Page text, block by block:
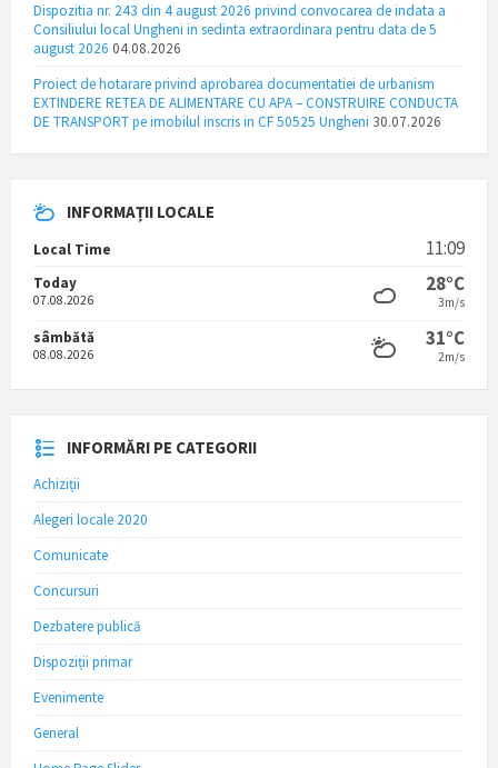
Dispozitia nr. 243 din 4 august 2026 privind convocarea de indata a
Consiliului local Ungheni in sedinta extraordinara pentru data de 5
august 2026 04.08.2026
Proiect de hotarare privind aprobarea documentatiei de urbanism
EXTINDERE RETEA DE ALIMENTARE CU APA – CONSTRUIRE CONDUCTA
DE TRANSPORT pe imobilul inscris in CF 50525 Ungheni 30.07.2026
INFORMAȚII LOCALE
Local Time 11:09
Today
07.08.2026
28°C
3m/s
sâmbătă
08.08.2026
31°C
2m/s
INFORMĂRI PE CATEGORII
Achiziții
Alegeri locale 2020
Comunicate
Concursuri
Dezbatere publică
Dispoziții primar
Evenimente
General